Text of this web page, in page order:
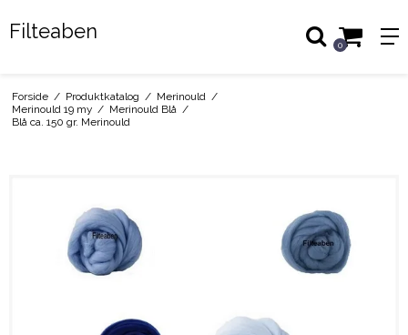
Filteaben
0
Forside / Produktkatalog / Merinould /
Merinould 19 my / Merinould Blå /
Blå ca. 150 gr. Merinould